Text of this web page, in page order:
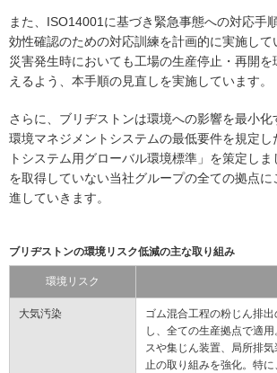
また、ISO14001に基づき緊急事態への対応手
効性確認のための対応訓練を計画的に実施し
災害発生時においても工場の生産停止・再開
えるよう、本手順の見直しを実施しています。
さらに、ブリヂストンは環境への影響を最小化
環境マネジメントシステムの最低要件を規定し
トシステム用グローバル環境標準」を策定し
を取得していない当社グループの全ての拠点に
進していきます。
ブリヂストンの環境リスク低減の主な取り組み
環境リスク
大気汚染
ゴム混合工程の粉じん排
し、全ての生産拠点で適
スや集じん装置、局所排
止の取り組みを強化。特